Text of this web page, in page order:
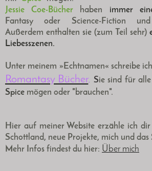
Jessie Coe-Bücher
haben immer
Fantasy oder Science-Fiction und
Außerdem enthalten sie (zum Teil sehr)
Liebesszenen.
Unter meinem »Echtnamen« schreibe
Romantasy Bücher. Sie sind für
Spice mögen oder "brauchen".
Hier auf meiner Website erzähle ich
Schottland, neue Projekte, mich und das
Mehr Infos findest du hier: Über mich